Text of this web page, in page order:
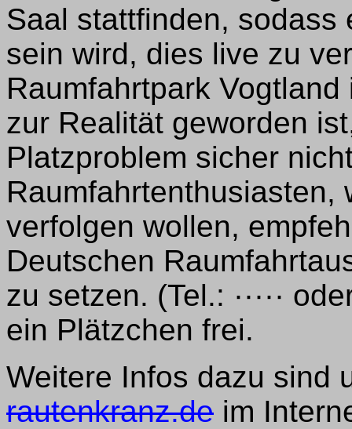
Saal stattfinden, sodass
sein wird, dies live zu
Raumfahrtpark
zur Realität geworden
Platzproblem sicher
Raumfahrtenthusiasten,
verfolgen wollen,
Deutschen
zu setzen. (Tel.: ·····
ein Plätzchen frei.
Weitere Infos dazu sind
rautenkranz.de im